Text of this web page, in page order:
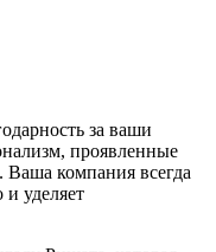
за ваши
проявленные
Ваша компания всегда
и уделяет